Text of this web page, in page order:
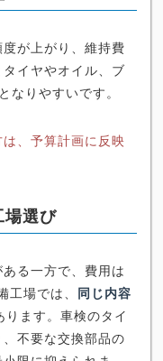
が上がり、維持費
イヤやオイル、ブ
なりやすいです。
、予算計画に反映
場選び
る一方で、費用は
場では、 同じ内容
ります。車検のタイ
不要な交換部品の